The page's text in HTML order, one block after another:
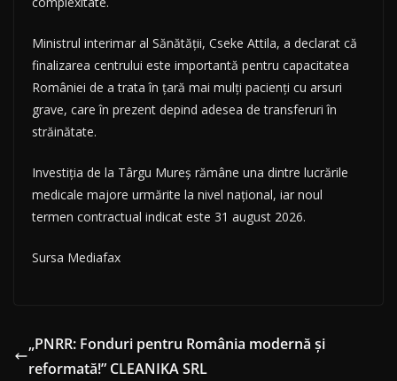
Ministrul interimar al Sănătății, Cseke Attila, a declarat că
finalizarea centrului este importantă pentru capacitatea
României de a trata în țară mai mulți pacienți cu arsuri
grave, care în prezent depind adesea de transferuri în
străinătate.
Investiția de la Târgu Mureș rămâne una dintre lucrările
medicale majore urmărite la nivel național, iar noul
termen contractual indicat este 31 august 2026.
Sursa Mediafax
„PNRR: Fonduri pentru România modernă și
reformată!” CLEANIKA SRL